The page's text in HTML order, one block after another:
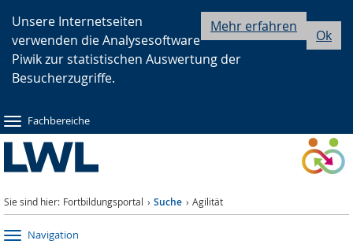
Hauptnavigation
Seitennavigation
Inhalt
Ok
Mehr erfahren
Unsere Internetseiten
verwenden die Analysesoftware
Piwik zur statistischen Auswertung der
Besucherzugriffe.
Fachbereiche
Sie sind hier: Fortbildungsportal Suche Agilität
Navigation